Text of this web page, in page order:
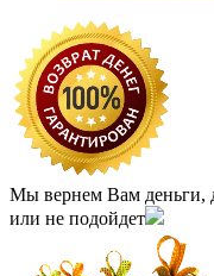
Мы вернем Вам деньги,
или не подойдет